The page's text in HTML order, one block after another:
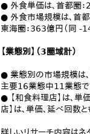
● 外食単価は、首都圏：
● 外食市場規模は、首都
東海圏：363億円（同 -
【業態別】（3圏域計）
● 業態別の市場規模は、
主要16業態中11業態で
● 【和食料理店】は、単
店】は、単価、延べ回数